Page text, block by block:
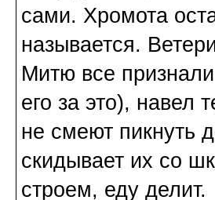
сами. Хромота
называется.
Митю все
его за это), навел
не смеют пикнуть
скидывает их со
строем, еду делит.